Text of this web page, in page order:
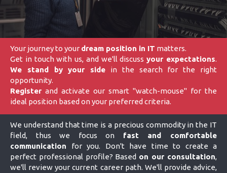
Your journey to your dream position in IT matters.
Get in touch with us, and we'll discussyour expectations.
We stand by your side in the search for the right
opportunity.
Register and activate our smart "watch-mouse" for the
ideal position based on your preferred criteria.
We understand that time is a precious commodity in the IT
field, thus we focus on fast and comfortable
communication for you. Don't have time to create a
perfect professional profile? Based on our consultation,
we'll review your current career path. We'll provide advice,